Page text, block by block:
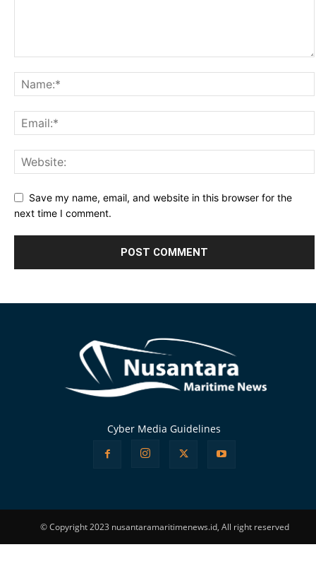
Save my name, email, and website in this browser for the
next time I comment.
Cyber Media Guidelines
© Copyright 2023 nusantaramaritimenews.id, All right reserved